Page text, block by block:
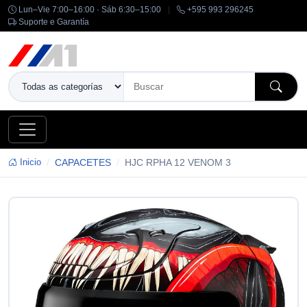
Lun–Vie 7:00–16:00 · Sáb 6:30–15:00
+595 993 296245
Suporte e Garantía
Inicio CAPACETES HJC RPHA 12 VENOM 3